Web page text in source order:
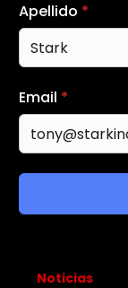
Apellido *
Email *
Noticias